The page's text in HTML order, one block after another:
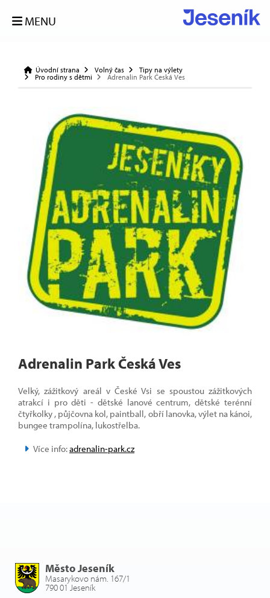
MENU
Úvodní strana Volný čas
Tipy na výlety
Pro rodiny s dětmi
Adrenalin Park Česká Ves
Adrenalin Park Česká Ves
Velký, zážitkový areál v České Vsi se spoustou zážitkových
atrakcí i pro děti - dětské lanové centrum, dětské terénní
čtyřkolky , půjčovna kol, paintball, obří lanovka, výlet na kánoi,
bungee trampolína, lukostřelba.
Více info:adrenalin-park.cz
Město Jeseník
Masarykovo nám. 167/1
790 01 Jeseník